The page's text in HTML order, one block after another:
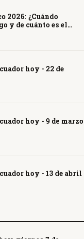
2026: ¿Cuándo
y de cuánto es el
hoy - 22 de
hoy - 9 de marzo
hoy - 13 de abril